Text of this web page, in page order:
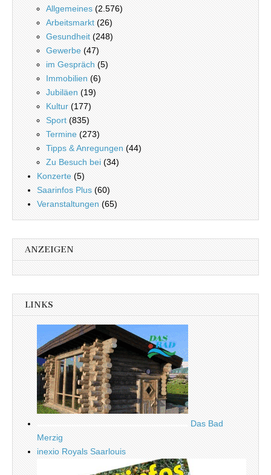
Allgemeines (2.576)
Arbeitsmarkt (26)
Gesundheit (248)
Gewerbe (47)
im Gespräch (5)
Immobilien (6)
Jubiläen (19)
Kultur (177)
Sport (835)
Termine (273)
Tipps & Anregungen (44)
Zu Besuch bei (34)
Konzerte (5)
Saarinfos Plus (60)
Veranstaltungen (65)
ANZEIGEN
LINKS
Das Bad
Merzig
inexio Royals Saarlouis